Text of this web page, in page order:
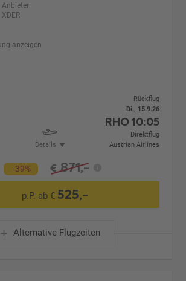
Anbieter:
XDER
anzeigen
Details
Rückflug
Di., 15.9.26
RHO10:05
Direktflug
Austrian Airlines
-39% € 871,-
p.P. ab € 525,-
Alternative Flugzeiten